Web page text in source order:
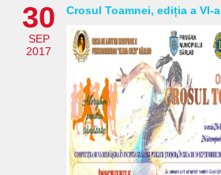
30
SEP
2017
Crosul Toamnei, ediția a VI-a